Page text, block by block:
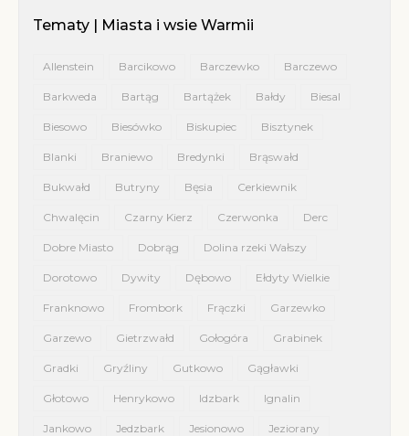
Tematy | Miasta i wsie Warmii
Allenstein Barcikowo Barczewko Barczewo
Barkweda Bartąg Bartążek Bałdy Biesal
Biesowo Biesówko Biskupiec Bisztynek
Blanki Braniewo Bredynki Brąswałd
Bukwałd Butryny Bęsia Cerkiewnik
Chwalęcin Czarny Kierz Czerwonka Derc
Dobre Miasto Dobrąg Dolina rzeki Wałszy
Dorotowo Dywity Dębowo Ełdyty Wielkie
Franknowo Frombork Frączki Garzewko
Garzewo Gietrzwałd Gołogóra Grabinek
Gradki Gryźliny Gutkowo Gągławki
Głotowo Henrykowo Idzbark Ignalin
Jankowo Jedzbark Jesionowo Jeziorany